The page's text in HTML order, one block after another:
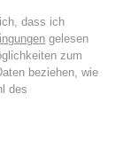
dass ich
gelesen
zum
beziehen, wie
des